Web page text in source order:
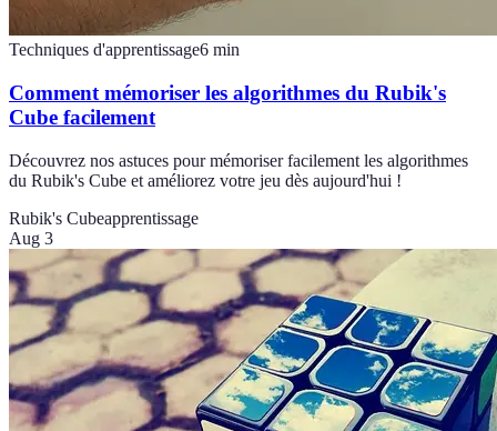
Techniques d'apprentissage6 min
Comment mémoriser les algorithmes du Rubik's
Cube facilement
Découvrez nos astuces pour mémoriser facilement les algorithmes
du Rubik's Cube et améliorez votre jeu dès aujourd'hui !
Rubik's Cubeapprentissage
Aug 3